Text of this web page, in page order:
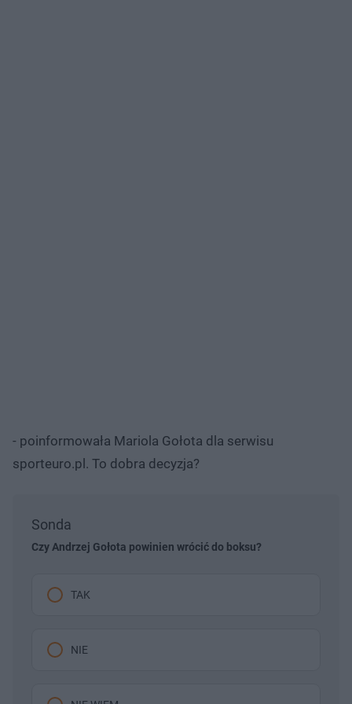
- poinformowała Mariola Gołota dla serwisu
sporteuro.pl. To dobra decyzja?
Sonda
Czy Andrzej Gołota powinien wrócić do boksu?
TAK
NIE